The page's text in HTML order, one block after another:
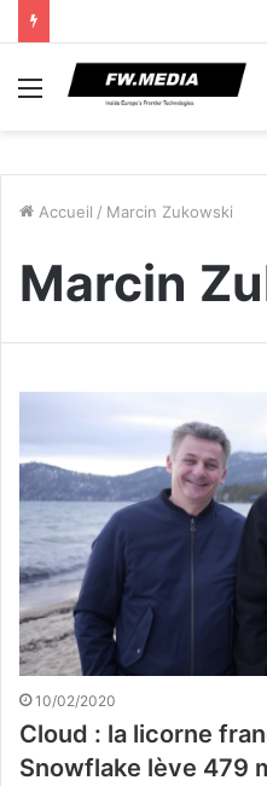
Menu
Accueil / Marcin Zukowski
Marcin
10/02/2020
Cloud : la licorne
Snowflake lève 479